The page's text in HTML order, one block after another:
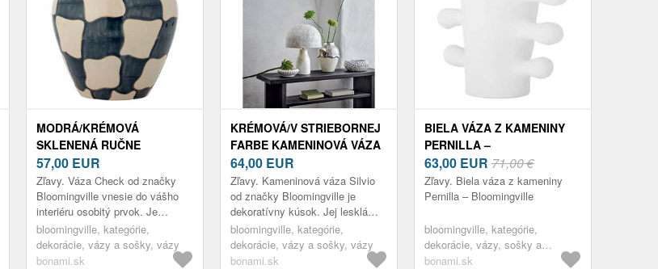
MODRÁ/KRÉMOVÁ
SKLENENÁ RUČNE
MAĽOVANÁ VÁZA (VÝŠKA
24 CM) CHECK –
BLOOMINGVILLE
57,00 EUR
Zľavy. Váza Check od značky
Bloomingville vnesie do vášho
interiéru osobitý prvok. Je
vyrobená z kvalitnej kameniny a
zdobí ju ručne maľovaný grafický
vzo...
bloomingville, kategórie,
dekorácie, vázy a sošky, vázy
bonami.sk
KRÉMOVÁ/V STRIEBORNEJ
FARBE KAMENINOVÁ VÁZA
(VÝŠKA 26 CM) SILVIO –
BLOOMINGVILLE
64,00 EUR
Zľavy. Kameninová váza Silvio
od značky Bloomingville je
dekoratívny kúsok. Jej lesklá
horná časť s jemným, vlnitým
okrajom vytvára zaujímavý
kontrast s m...
bloomingville, kategórie,
dekorácie, vázy a sošky, vázy
bonami.sk
BIELA VÁZA Z KAMENINY
PERNILLA –
BLOOMINGVILLE
63,00 EUR 71,00 €
Zľavy. Biela váza z kameniny
Pernilla – Bloomingville
bloomingville, kategórie,
dekorácie, vázy, sošky a
glóbusy, vázy
bonami.sk